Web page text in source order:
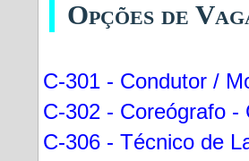
Opções de
C-301 - Condutor /
C-302 - Coreógrafo -
C-306 - Técnico de